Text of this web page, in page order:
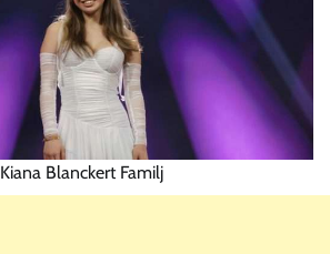
Kiana Blanckert Familj